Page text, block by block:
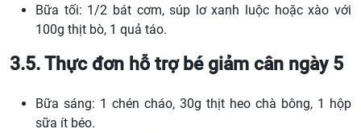
Bữa tối: 1/2 bát cơm, súp lơ xanh luộc hoặc xào với
100g thịt bò, 1 quả táo.
3.5. Thực đơn hỗ trợ bé giảm cân ngày 5
Bữa sáng: 1 chén cháo, 30g thịt heo chà bông, 1 hộp
sữa ít béo.